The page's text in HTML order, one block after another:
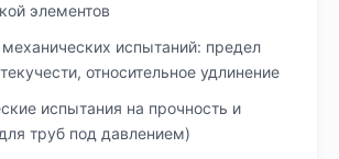
элементов
механических испытаний: предел
относительное удлинение
испытания на прочность и
труб под давлением)